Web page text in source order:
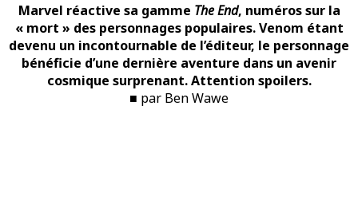
Marvel réactive sa gamme The End, numéros sur la
« mort » des personnages populaires. Venom étant
devenu un incontournable de l’éditeur, le personnage
bénéficie d’une dernière aventure dans un avenir
cosmique surprenant. Attention spoilers.
■ par Ben Wawe